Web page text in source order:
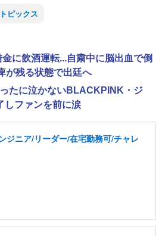
ピックス
に飲酒運転...自粛中に脳出血で倒
が残る状態で出廷へ
たに泣かないBLACKPINK・ジ
しファンを前に涙
ジニア/リーダー/在宅勤務可/チャレ